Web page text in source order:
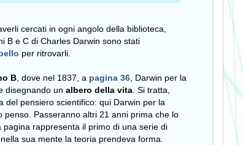
cercati in ogni angolo della biblioteca,
B e C di Charles Darwin sono stati
per ritrovarli.
B , dove nel 1837, a pagina 36 , Darwin per la
disegnando unalbero della vita . Si tratta,
del pensiero scientifico: qui Darwin per la
penso. Passeranno altri 21 anni prima che lo
pagina rappresenta il primo di una serie di
sua mente la teoria prendeva forma.